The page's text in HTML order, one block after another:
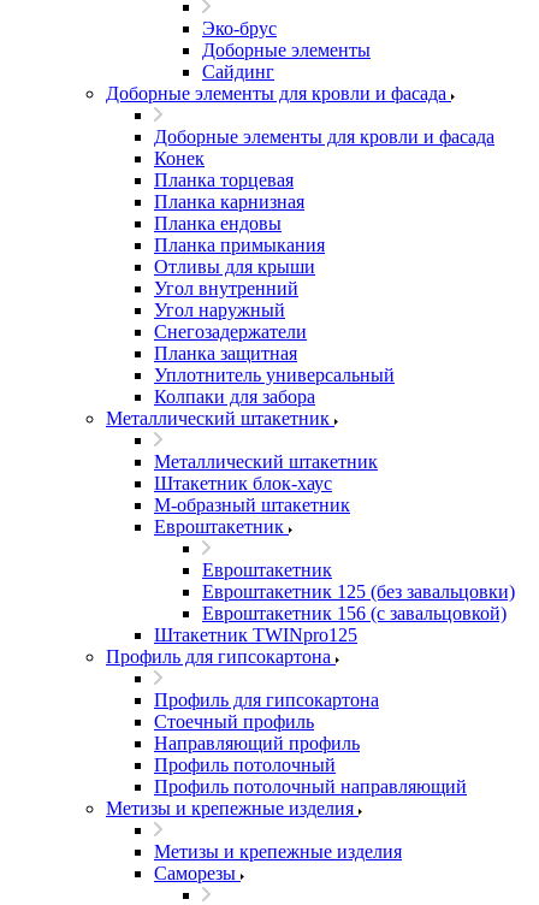
Эко-брус
Доборные элементы
Сайдинг
Доборные элементы для кровли и фасада
Доборные элементы для кровли и фасада
Конек
Планка торцевая
Планка карнизная
Планка ендовы
Планка примыкания
Отливы для крыши
Угол внутренний
Угол наружный
Снегозадержатели
Планка защитная
Уплотнитель универсальный
Колпаки для забора
Металлический штакетник
Металлический штакетник
Штакетник блок-хаус
М-образный штакетник
Евроштакетник
Евроштакетник
Евроштакетник 125 (без завальцовки)
Евроштакетник 156 (с завальцовкой)
Штакетник TWINpro125
Профиль для гипсокартона
Профиль для гипсокартона
Стоечный профиль
Направляющий профиль
Профиль потолочный
Профиль потолочный направляющий
Метизы и крепежные изделия
Метизы и крепежные изделия
Саморезы